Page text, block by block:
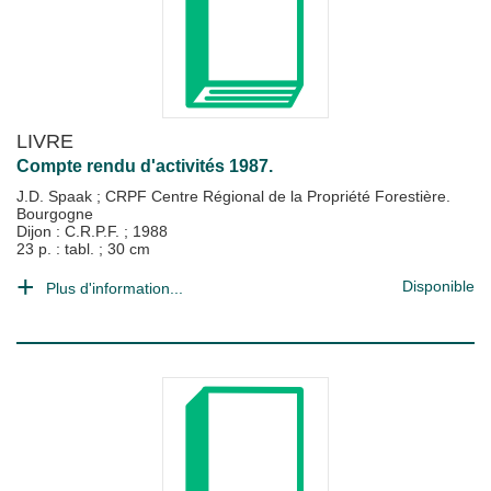
LIVRE
Compte rendu d'activités 1987.
J.D. Spaak ; CRPF Centre Régional de la Propriété Forestière.
Bourgogne
Dijon : C.R.P.F. ; 1988
23 p. : tabl. ; 30 cm
Plus d'information... Disponible